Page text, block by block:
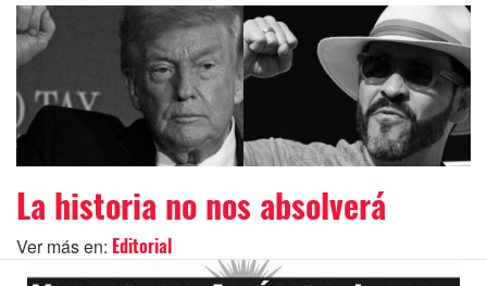
La historia no nos absolverá
Ver más en: Editorial